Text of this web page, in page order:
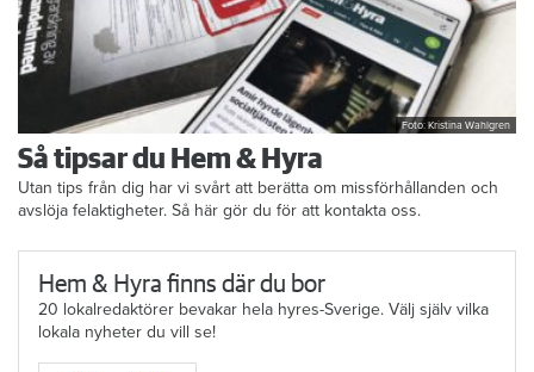
Foto: Kristina Wahlgren
Så tipsar du Hem & Hyra
Utan tips från dig har vi svårt att berätta om missförhållanden och
avslöja felaktigheter. Så här gör du för att kontakta oss.
Hem & Hyra finns där du bor
20 lokalredaktörer bevakar hela hyres-Sverige. Välj själv vilka
lokala nyheter du vill se!